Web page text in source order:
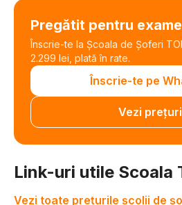
Pregătit pentru
Înscrie-te la Școala de Șoferi
2.299 lei, plată în rate.
Înscrie-te pe
Vezi
Link-uri utile Scoala
Vezi toate prețurile școlii de